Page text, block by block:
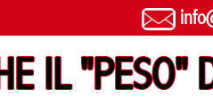
IL "PESO"